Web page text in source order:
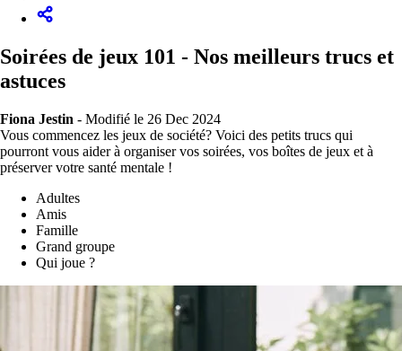
Soirées de jeux 101 - Nos meilleurs trucs et
astuces
Fiona Jestin - Modifié le 26 Dec 2024
Vous commencez les jeux de société? Voici des petits trucs qui
pourront vous aider à organiser vos soirées, vos boîtes de jeux et à
préserver votre santé mentale !
Adultes
Amis
Famille
Grand groupe
Qui joue ?